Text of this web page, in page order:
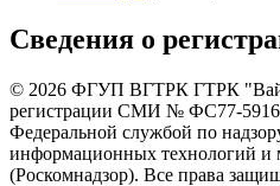
Сведения о
© 2026 ФГУП ВГТРК ГТРК
регистрации СМИ № ФС77-
Федеральной службой по
информационных технологий и
(Роскомнадзор). Все права